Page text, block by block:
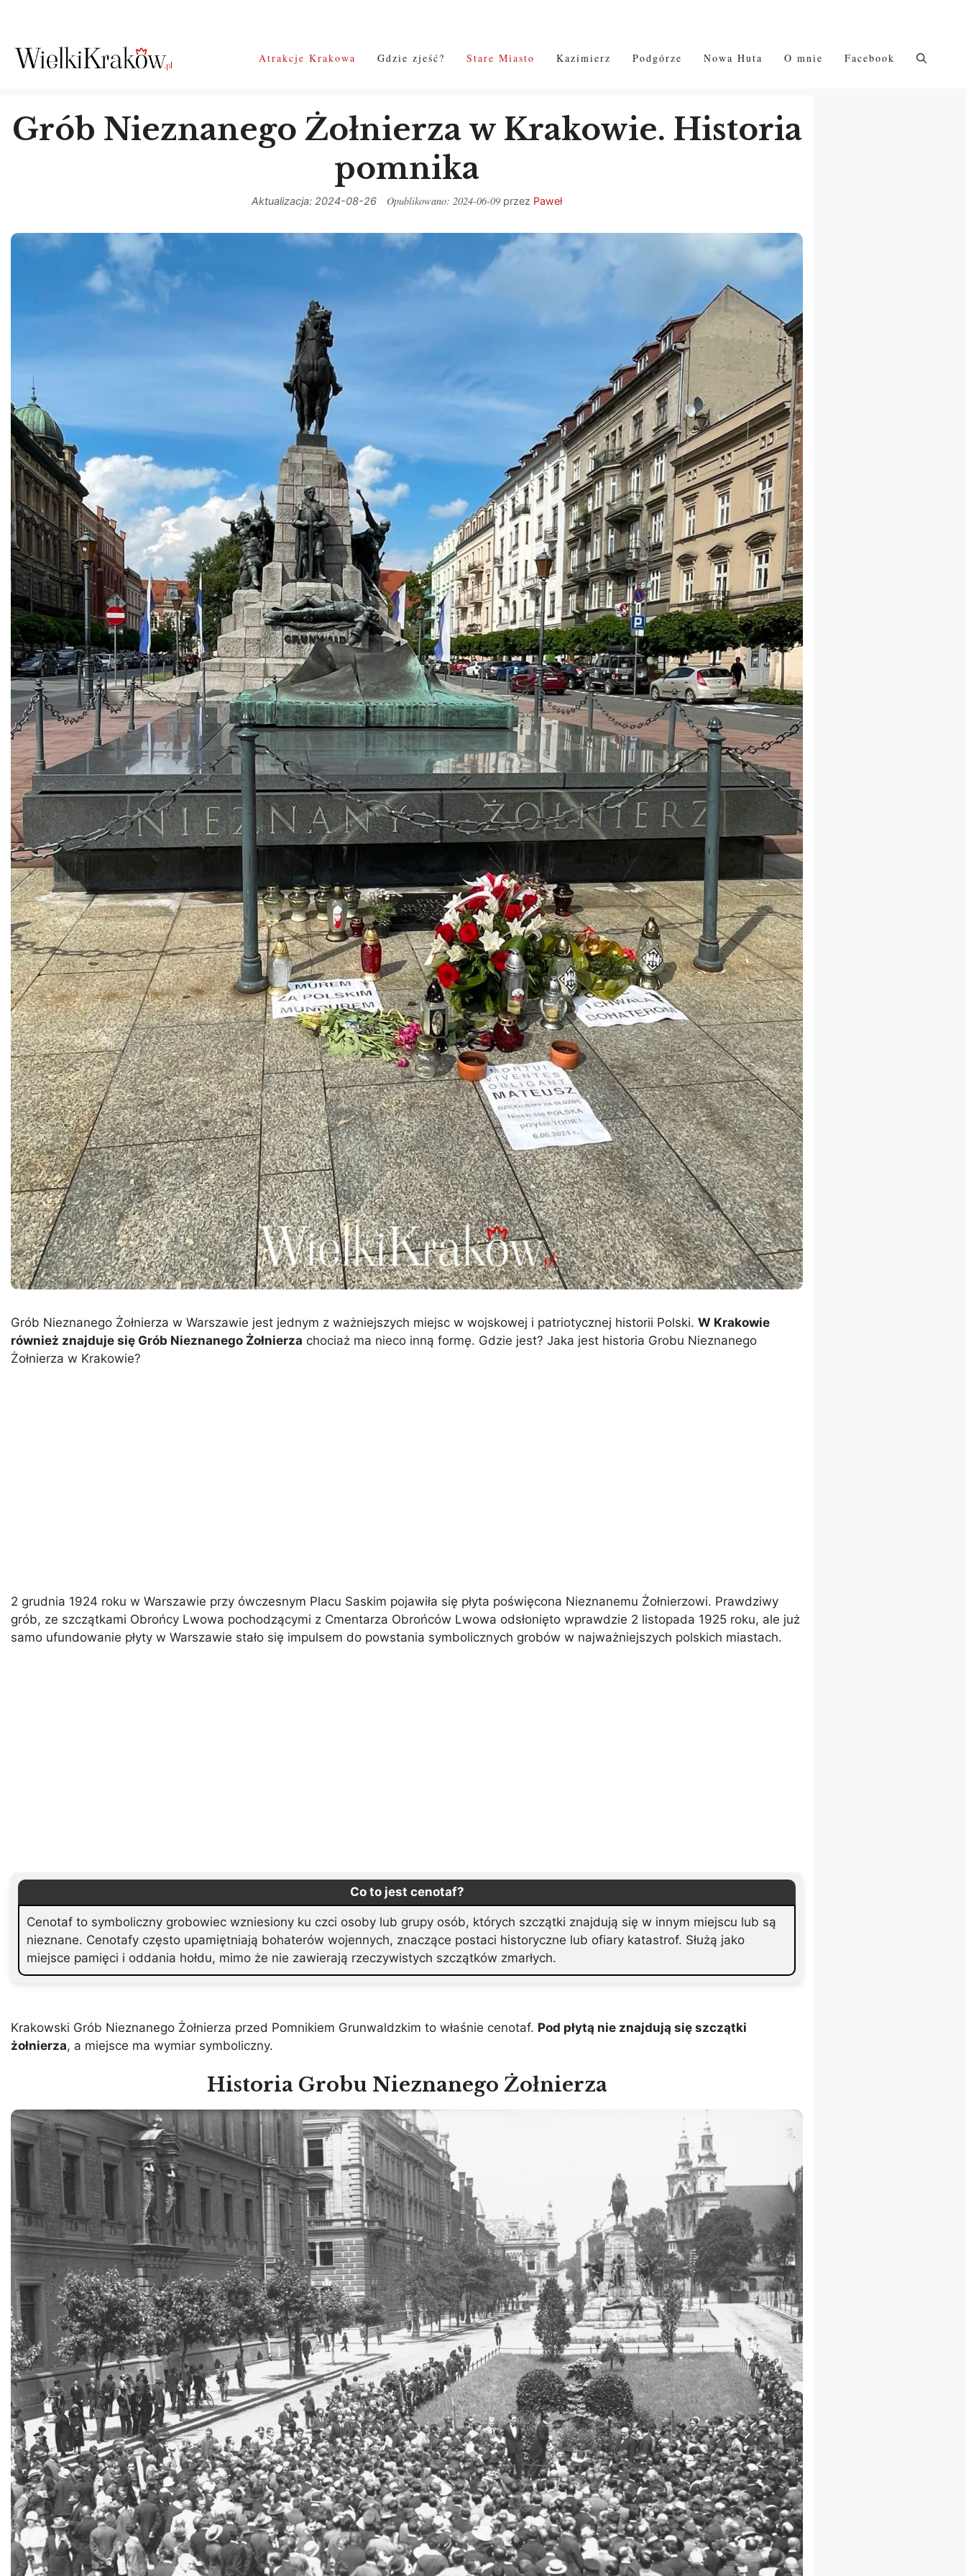
treści
Atrakcje Krakowa Gdzie zjeść? Stare Miasto Kazimierz Podgórze Nowa Huta O mnie Facebook
Grób Nieznanego Żołnierza w Krakowie. Historia
pomnika
2024-08-26 2024-06-09 przez Paweł
Grób Nieznanego Żołnierza w Warszawie jest jednym z ważniejszych miejsc w wojskowej i patriotycznej historii Polski. W Krakowie
również znajduje się Grób Nieznanego Żołnierza chociaż ma nieco inną formę. Gdzie jest? Jaka jest historia Grobu Nieznanego
Żołnierza w Krakowie?
2 grudnia 1924 roku w Warszawie przy ówczesnym Placu Saskim pojawiła się płyta poświęcona Nieznanemu Żołnierzowi. Prawdziwy
grób, ze szczątkami Obrońcy Lwowa pochodzącymi z Cmentarza Obrońców Lwowa odsłonięto wprawdzie 2 listopada 1925 roku, ale już
samo ufundowanie płyty w Warszawie stało się impulsem do powstania symbolicznych grobów w najważniejszych polskich miastach.
Co to jest cenotaf?
Cenotaf to symboliczny grobowiec wzniesiony ku czci osoby lub grupy osób, których szczątki znajdują się w innym miejscu lub są
nieznane. Cenotafy często upamiętniają bohaterów wojennych, znaczące postaci historyczne lub ofiary katastrof. Służą jako
miejsce pamięci i oddania hołdu, mimo że nie zawierają rzeczywistych szczątków zmarłych.
Krakowski Grób Nieznanego Żołnierza przed Pomnikiem Grunwaldzkim to właśnie cenotaf. Pod płytą nie znajdują się szczątki
żołnierza, a miejsce ma wymiar symboliczny.
Historia Grobu Nieznanego Żołnierza